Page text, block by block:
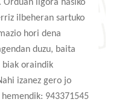
Orduan ilgora hasiko
ilbeheran sartuko
hori dena
duzu, baita
biak oraindik
izanez gero jo
hemendik: 943371545